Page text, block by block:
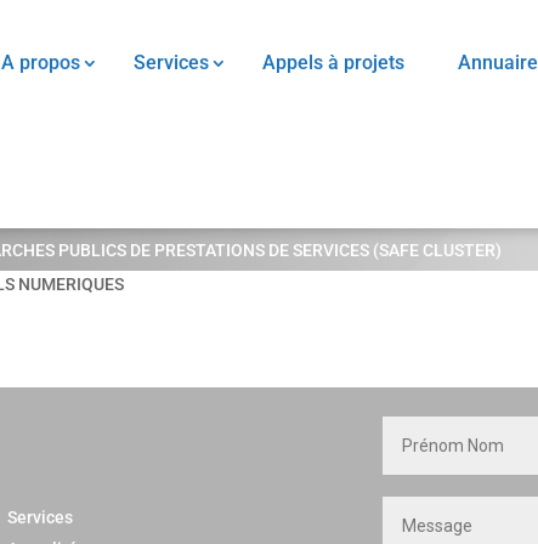
A propos Services Appels à projets Annuaire
PUBLICS DE PRESTATIONS DE SERVICES (SAFE CLUSTER)
NUMERIQUES
Services